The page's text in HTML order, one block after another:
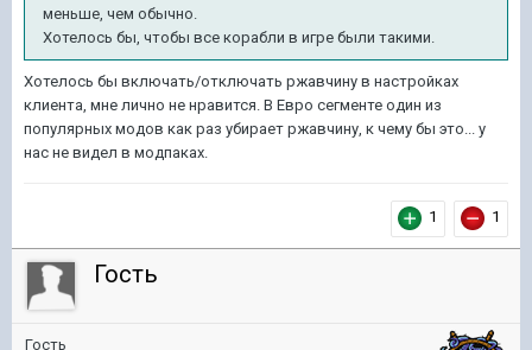
меньше, чем обычно.
Хотелось бы, чтобы все корабли в игре были такими.
Хотелось бы включать/отключать ржавчину в настройках
клиента, мне лично не нравится. В Евро сегменте один из
популярных модов как раз убирает ржавчину, к чему бы это... у
нас не видел в модпаках.
1 1
Гость
Гость